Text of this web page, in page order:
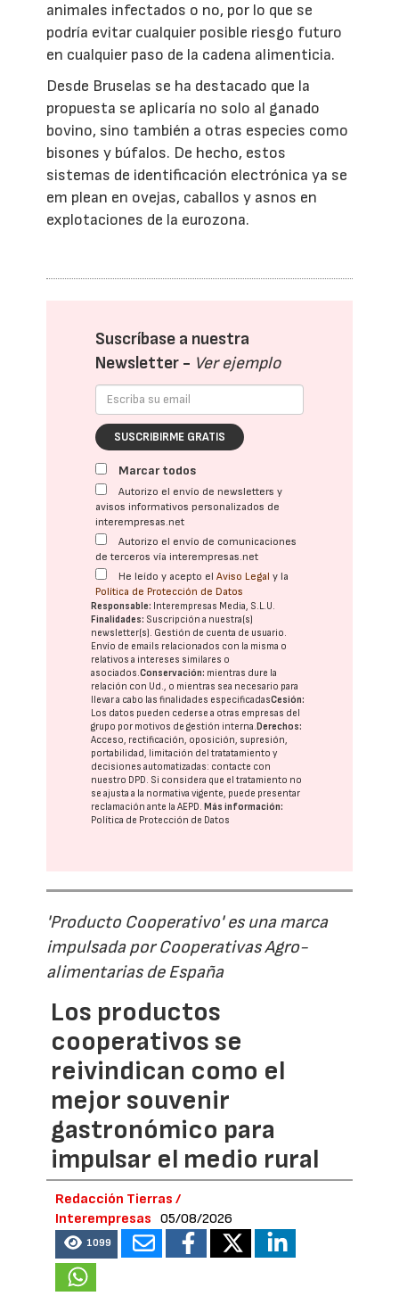
animales infectados o no, por lo que se
podría evitar cualquier posible riesgo futuro
en cualquier paso de la cadena alimenticia.
Desde Bruselas se ha destacado que la
propuesta se aplicaría no solo al ganado
bovino, sino también a otras especies como
bisones y búfalos. De hecho, estos
sistemas de identificación electrónica ya se
em plean en ovejas, caballos y asnos en
explotaciones de la eurozona.
Suscríbase a nuestra
Newsletter - Ver ejemplo
SUSCRIBIRME GRATIS
Marcar todos
Autorizo el envío de newsletters y
avisos informativos personalizados de
interempresas.net
Autorizo el envío de comunicaciones
de terceros vía interempresas.net
He leído y acepto elAviso Legal y la
Política de Protección de Datos
Responsable: Interempresas Media, S.L.U.
Finalidades: Suscripción a nuestra(s)
newsletter(s). Gestión de cuenta de usuario.
Envío de emails relacionados con la misma o
relativos a intereses similares o
asociados.Conservación: mientras dure la
relación con Ud., o mientras sea necesario para
llevar a cabo las finalidades especificadasCesión:
Los datos pueden cederse a otras empresas del
grupo por motivos de gestión interna.Derechos:
Acceso, rectificación, oposición, supresión,
portabilidad, limitación del tratatamiento y
decisiones automatizadas: contacte con
nuestro DPD. Si considera que el tratamiento no
se ajusta a la normativa vigente, puede presentar
reclamación ante laAEPD.Más información:
Política de Protección de Datos
'Producto Cooperativo' es una marca
impulsada por Cooperativas Agro-
alimentarias de España
Los productos
cooperativos se
reivindican como el
mejor souvenir
gastronómico para
impulsar el medio rural
Redacción Tierras /
Interempresas
05/08/2026
1099